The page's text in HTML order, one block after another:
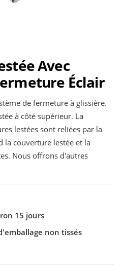
Avec
Éclair
de fermeture à glissière.
à côté supérieur. La
lestées sont reliées par la
la couverture lestée et la
Nous offrons d'autres
15 jours
non tissés